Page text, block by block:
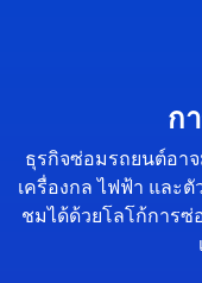
ก
ธุรกิจซ่อมรถยนต์อา
เครื่องกล ไฟฟ้า และ
ชมได้ด้วยโลโก้การ